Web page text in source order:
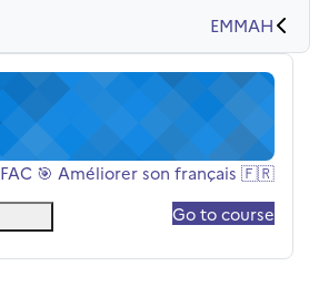
EMMAH
FAC 🎯 Améliorer son français 🇫🇷
שם הקורס
FAC 🎯 Améliorer son français 🇫🇷
Go to course